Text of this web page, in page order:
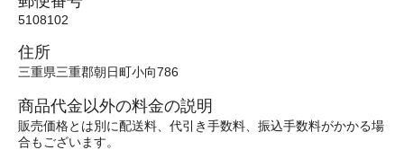
5108102
住所
三重県三重郡朝日町小向786
商品代金以外の料金の説明
販売価格とは別に配送料、代引き手数料、振込手数料がかかる場
合もございます。